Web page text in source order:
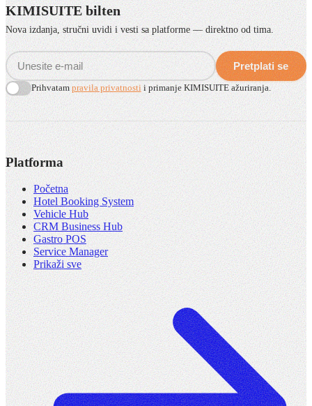
KIMISUITE bilten
Nova izdanja, stručni uvidi i vesti sa platforme — direktno od tima.
Pretplati se
Prihvatampravila privatnostii primanje KIMISUITE ažuriranja.
Platforma
Početna
Hotel Booking System
Vehicle Hub
CRM Business Hub
Gastro POS
Service Manager
Prikaži sve